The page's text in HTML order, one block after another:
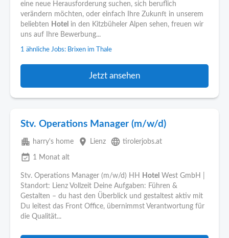
eine neue Herausforderung suchen, sich beruflich
verändern möchten, oder einfach Ihre Zukunft in unserem
beliebten Hotel in den Kitzbüheler Alpen sehen, freuen wir
uns auf Ihre Bewerbung...
1 ähnliche Jobs: Brixen im Thale
Jetzt ansehen
Stv. Operations Manager (m/w/d)
apartment harry's home place Lienz language tirolerjobs.at
event_available 1 Monat alt
Stv. Operations Manager (m/w/d) HH Hotel West GmbH |
Standort: Lienz Vollzeit Deine Aufgaben: Führen &
Gestalten – du hast den Überblick und gestaltest aktiv mit
Du leitest das Front Office, übernimmst Verantwortung für
die Qualität...